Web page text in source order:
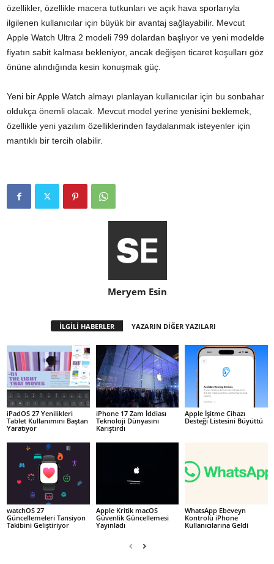
özellikler, özellikle macera tutkunları ve açık hava sporlarıyla
ilgilenen kullanıcılar için büyük bir avantaj sağlayabilir. Mevcut
Apple Watch Ultra 2 modeli 799 dolardan başlıyor ve yeni modelde
fiyatın sabit kalması bekleniyor, ancak değişen ticaret koşulları göz
önüne alındığında kesin konuşmak güç.
Yeni bir Apple Watch almayı planlayan kullanıcılar için bu sonbahar
oldukça önemli olacak. Mevcut model yerine yenisini beklemek,
özellikle yeni yazılım özelliklerinden faydalanmak isteyenler için
mantıklı bir tercih olabilir.
Meryem Esin
İLGİLİ HABERLER YAZARIN DİĞER YAZILARI
iPadOS 27 Yenilikleri
Tablet Kullanımını Baştan
Yaratıyor
iPhone 17 Zam İddiası
Teknoloji Dünyasını
Karıştırdı
Apple İşitme Cihazı
Desteği Listesini Büyüttü
watchOS 27
Güncellemeleri Tansiyon
Takibini Geliştiriyor
Apple Kritik macOS
Güvenlik Güncellemesi
Yayınladı
WhatsApp Ebeveyn
Kontrolü iPhone
Kullanıcılarına Geldi